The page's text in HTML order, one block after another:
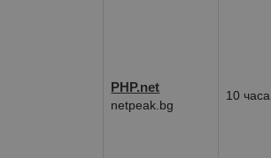
PHP.net
netpeak.bg
10 часа